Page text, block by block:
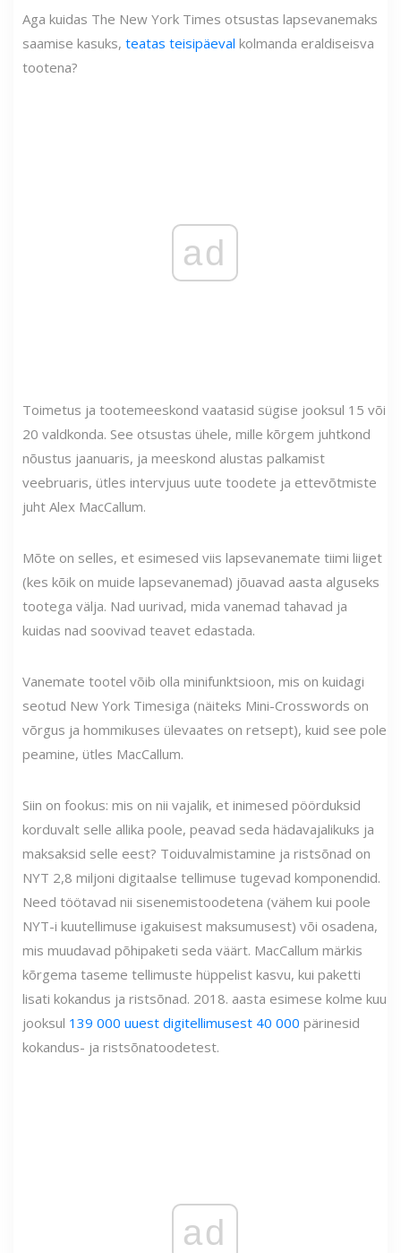
Aga kuidas The New York Times otsustas lapsevanemaks
saamise kasuks, teatas teisipäeval kolmanda eraldiseisva
tootena?
ad
Toimetus ja tootemeeskond vaatasid sügise jooksul 15 või
20 valdkonda. See otsustas ühele, mille kõrgem juhtkond
nõustus jaanuaris, ja meeskond alustas palkamist
veebruaris, ütles intervjuus uute toodete ja ettevõtmiste
juht Alex MacCallum.
Mõte on selles, et esimesed viis lapsevanemate tiimi liiget
(kes kõik on muide lapsevanemad) jõuavad aasta alguseks
tootega välja. Nad uurivad, mida vanemad tahavad ja
kuidas nad soovivad teavet edastada.
Vanemate tootel võib olla minifunktsioon, mis on kuidagi
seotud New York Timesiga (näiteks Mini-Crosswords on
võrgus ja hommikuses ülevaates on retsept), kuid see pole
peamine, ütles MacCallum.
Siin on fookus: mis on nii vajalik, et inimesed pöörduksid
korduvalt selle allika poole, peavad seda hädavajalikuks ja
maksaksid selle eest? Toiduvalmistamine ja ristsõnad on
NYT 2,8 miljoni digitaalse tellimuse tugevad komponendid.
Need töötavad nii sisenemistoodetena (vähem kui poole
NYT-i kuutellimuse igakuisest maksumusest) või osadena,
mis muudavad põhipaketi seda väärt. MacCallum märkis
kõrgema taseme tellimuste hüppelist kasvu, kui paketti
lisati kokandus ja ristsõnad. 2018. aasta esimese kolme kuu
jooksul 139 000 uuest digitellimusest 40 000 pärinesid
kokandus- ja ristsõnatoodetest.
ad